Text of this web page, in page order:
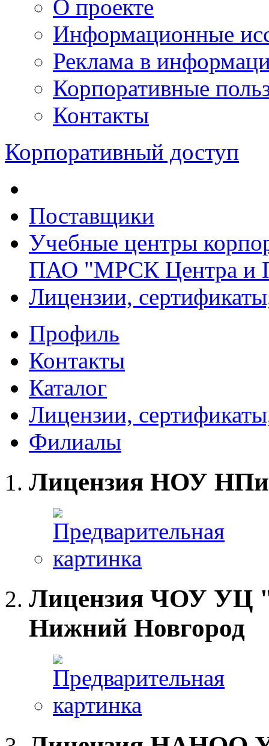
О проекте
Информационные
Реклама в
Корпоративные
Контакты
Корпоративный доступ
Поставщики
Учебные центры
ПАО "МРСК Центра и
Лицензии,
Профиль
Контакты
Каталог
Лицензии,
Филиалы
Лицензия НОУ
Лицензия ЧОУ УЦ
Нижний Новгород